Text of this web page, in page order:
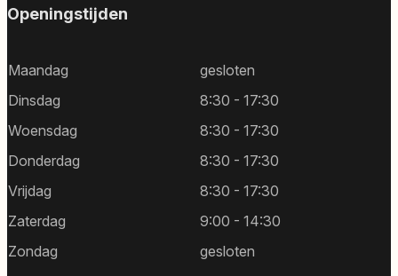
Openingstijden
Maandag
gesloten
Dinsdag
8:30 - 17:30
Woensdag
8:30 - 17:30
Donderdag
8:30 - 17:30
Vrijdag
8:30 - 17:30
Zaterdag
9:00 - 14:30
Zondag
gesloten